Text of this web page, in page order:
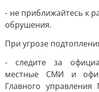
- не приближайтесь к
обрушения.
При угрозе
- следите за
местные СМИ и
Главного